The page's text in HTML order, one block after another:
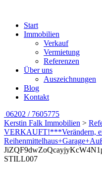
Start
Immobilien
Verkauf
Vermietung
Referenzen
Über uns
Auszeichnungen
Blog
Kontakt
06202 / 7605775
Kerstin Falk Immobilien >
VERKAUFT!***Verändern,
STILL007